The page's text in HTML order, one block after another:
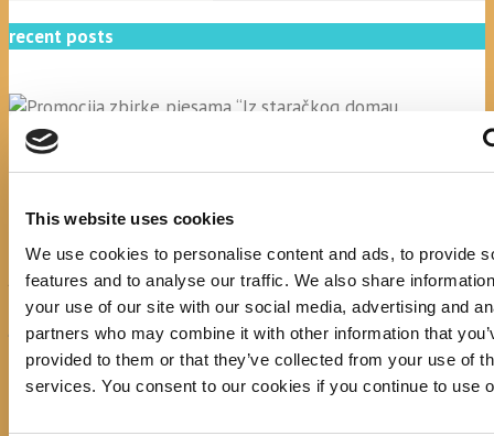
This website uses cookies
We use cookies to personalise content and ads, to provide
features and to analyse our traffic. We also share
your use of our site with our social media, advertising and
partners who may combine it with other information that
provided to them or that they’ve collected from your use of
services. You consent to our cookies if you continue to use
recent posts
Makarskoj"-poshumno Tihorad Mijo Bartulović
July 20, 20260
Javni natječaj za imenovanje ravnatelja/ravnateljice
Općinske knjižnice Hrvatska sloga Gradac